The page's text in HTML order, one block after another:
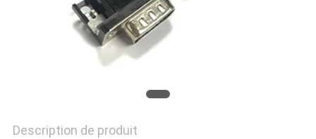
PRIVACY
Description de produit